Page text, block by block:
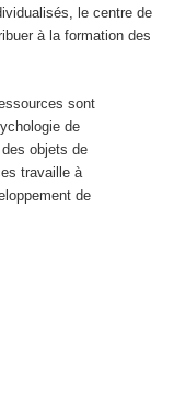
le centre de
à la formation des
sont
de
objets de
travaille à
de